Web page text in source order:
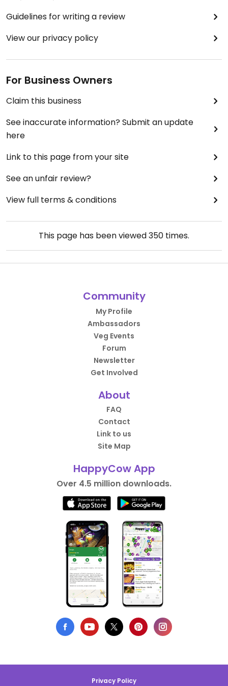
Guidelines for writing a review
View our privacy policy
For Business Owners
Claim this business
See inaccurate information? Submit an update
here
Link to this page from your site
See an unfair review?
View full terms & conditions
This page has been viewed350 times.
Community
My Profile
Ambassadors
Veg Events
Forum
Newsletter
Get Involved
About
FAQ
Contact
Link to us
Site Map
HappyCow App
Over 4.5 million downloads.
Privacy Policy